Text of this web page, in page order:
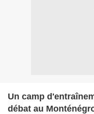
Un camp
débat au